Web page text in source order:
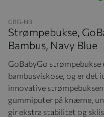
GBG-NB
Strømpebukse,
Bambus, Navy Blue
GoBabyGo strømpebukse
bambusviskose, og er det
innovative strømpebuksen
gummiputer på knærne,
gir ekstra stabilitet og